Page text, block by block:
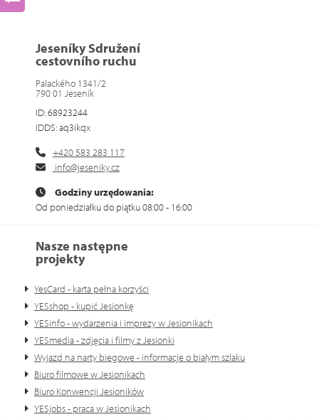
Jeseníky Sdružení
cestovního ruchu
Palackého 1341/2
790 01 Jeseník
ID: 68923244
IDDS: aq3ikqx
+420 583 283 117
info@jeseniky.cz
Godziny urzędowania:
Od poniedziałku do piątku 08:00 - 16:00
Nasze następne
projekty
YesCard - karta pełna korzyści
YESshop - kupić Jesionkę
YESinfo - wydarzenia i imprezy w Jesionikach
YESmedia - zdjęcia i filmy z Jesionki
Wyjazd na narty biegowe - informacje o białym szlaku
Biuro filmowe w Jesionikach
Biuro Konwencji Jesioników
YESjobs - praca w Jesionikach